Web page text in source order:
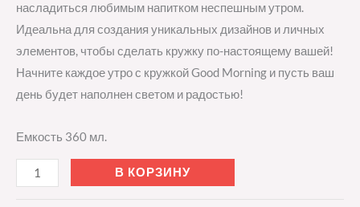
насладиться любимым напитком неспешным утром.
Идеальна для создания уникальных дизайнов и личных
элементов, чтобы сделать кружку по-настоящему вашей!
Начните каждое утро с кружкой Good Morning и пусть ваш
день будет наполнен светом и радостью!
Емкость 360 мл.
В КОРЗИНУ